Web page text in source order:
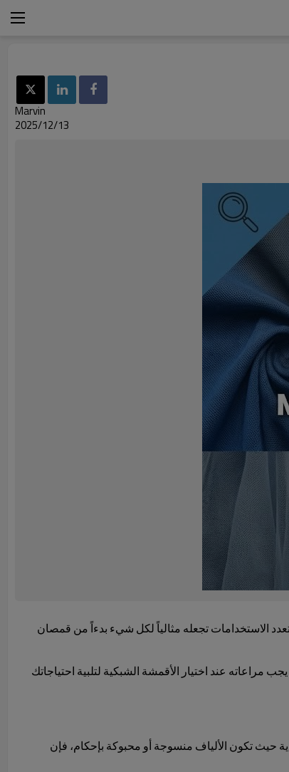
Marvin
2025/12/13
الاستخدامات تجعله مثالياً لكل شيء بدءاً من قمصان
عند اختيار الأقمشة الشبكية لتلبية احتياجاتك
حيث تكون الألياف منسوجة أو محبوكة بإحكام، فإن